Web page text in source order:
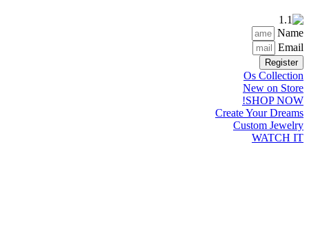
Name
Email
Register
Os Collection
New on Store
SHOP NOW!
Create Your Dreams
Custom Jewelry
WATCH IT